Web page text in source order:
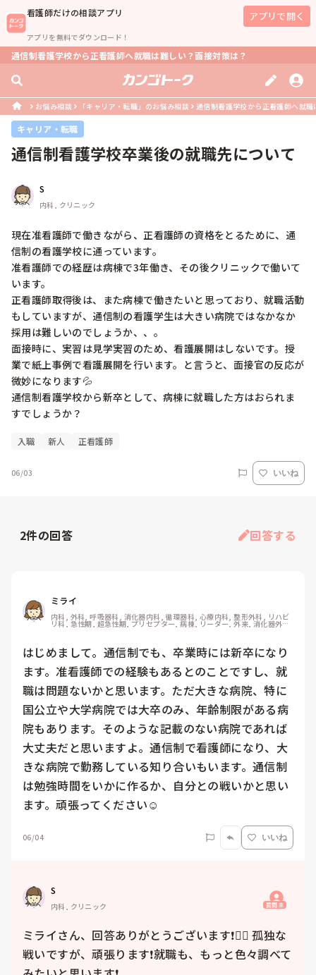
看護師だけの相談アプリ
アプリを無料でダウンロード！
アプリで開く
通信制看護学校から正看護師へ就職は難しい？面接対策は？
お悩み相談 「キャリア・転職」のお悩み相談 通信制看護学校から正看護師へ就
キャリア・転職
通信制看護学校卒業後の就職先について
S
内科, クリニック
現在准看護師で働きながら、正看護師の資格をとるために、通
信制の看護学校に通っています。
准看護師での経歴は病棟で3年働き、その後クリニックで働いて
います。
正看護師取得後は、また病棟で働きたいと思っており、就職活動
もしていますが、通信制の看護学生は大きい病院ではなかなか
採用は難しいのでしょうか、、。
面接時に、実習は見学実習のため、看護展開はしないです。授
業で紙上事例で看護展開を行います。と言うと、面接官の反応が
微妙になります💦
通信制看護学校から新卒として、病棟に就職した方はおられま
すでしょうか？
入職 新人 正看護師
06/03 いいね
2件の回答 回答する
ミライ
内科, 外科, 呼吸器科, 消化器内科, 循環器科, 心療内科, 整形外科, リハビ
リ科, 急性期, 超急性期, プリセプター, 病棟, リーダー, 外来, 消化器外科,
一般病院, 慢性期, 回復期, 終末期
はじめまして。通信制でも、卒業時には新卒になり
ます。准看護師での経験もあるとのことですし、就
職は問題ないかと思います。ただ大きな病院、特に
国公立や大学病院では大卒のみ、年齢制限がある病
院もあります。そのような記載のない病院であれば
大丈夫だと思いますよ。通信制で看護師になり、大
きな病院で勤務している知り合いもいます。通信制
は勉強時間をいかに作るか、自分との戦いかと思い
ます。頑張ってください☺️
06/04 いいね
S
内科, クリニック 質問主
ミライさん、回答ありがとうございます❗️🙇‍♀️ 孤独な
戦いですが、頑張ります❗️就職も、もっと色々調べて